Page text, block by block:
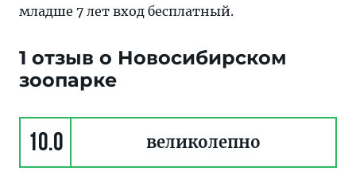
младше 7 лет вход бесплатный.
1 отзыв о Новосибирском
зоопарке
10.0 великолепно